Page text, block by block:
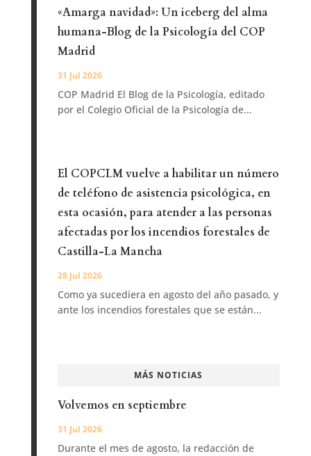
«Amarga navidad»: Un iceberg del alma
humana-Blog de la Psicología del COP
Madrid
31 Jul 2026
COP Madrid El Blog de la Psicología, editado
por el Colegio Oficial de la Psicología de...
El COPCLM vuelve a habilitar un número
de teléfono de asistencia psicológica, en
esta ocasión, para atender a las personas
afectadas por los incendios forestales de
Castilla-La Mancha
28 Jul 2026
Como ya sucediera en agosto del año pasado, y
ante los incendios forestales que se están...
MÁS NOTICIAS
Volvemos en septiembre
31 Jul 2026
Durante el mes de agosto, la redacción de